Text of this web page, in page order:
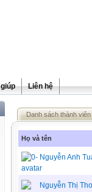
Liên hệ
Danh sách thành
Họ và tên
Nguyễn Anh
Nguyễn Thị